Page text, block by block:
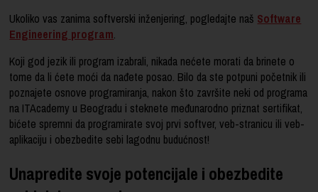
Ukoliko vas zanima softverski inženjering, pogledajte naš Software
Engineering program.
Koji god jezik ili program izabrali, nikada nećete morati da brinete o
tome da li ćete moći da nađete posao. Bilo da ste potpuni početnik ili
poznajete osnove programiranja, nakon što završite neki od programa
na ITAcademy u Beogradu i steknete međunarodno priznat sertifikat,
bićete spremni da programirate svoj prvi softver, veb-stranicu ili veb-
aplikaciju i obezbedite sebi lagodnu budućnost!
Unapredite svoje potencijale i obezbedite